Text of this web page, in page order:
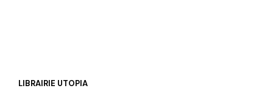
LIBRAIRIE UTOPIA